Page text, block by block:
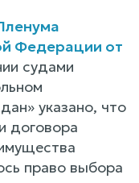
Федерации от
судами
указано, что
договора
право выбора